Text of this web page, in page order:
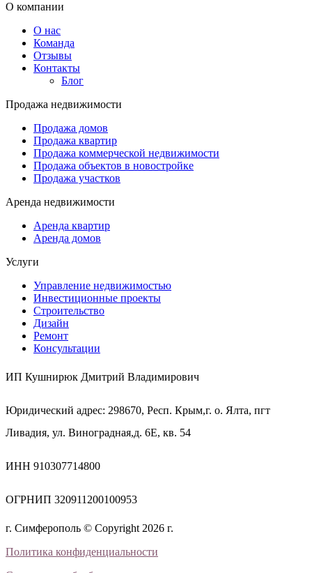
О компании
О нас
Команда
Отзывы
Контакты
Блог
Продажа недвижимости
Продажа домов
Продажа квартир
Продажа коммерческой недвижимости
Продажа объектов в новостройке
Продажа участков
Аренда недвижимости
Аренда квартир
Аренда домов
Услуги
Управление недвижимостью
Инвестиционные проекты
Строительство
Дизайн
Ремонт
Консультации
ИП Кушнирюк Дмитрий Владимирович
Юридический адрес: 298670, Респ. Крым,г. о. Ялта, пгт
Ливадия, ул. Виноградная,д. 6Е, кв. 54
ИНН 910307714800
ОГРНИП 320911200100953
г. Симферополь © Copyright 2026 г.
Политика конфиденциальности